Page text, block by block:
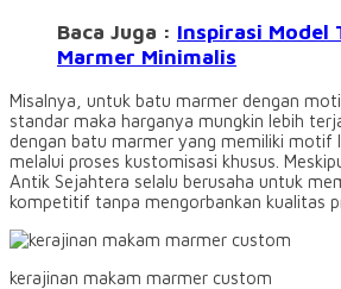
Baca Juga : Inspirasi Model
Marmer Minimalis
Misalnya, untuk batu marmer dengan
standar maka harganya mungkin lebih
dengan batu marmer yang memiliki motif
melalui proses kustomisasi khusus.
Antik Sejahtera selalu berusaha untuk
kompetitif tanpa mengorbankan kualitas
kerajinan makam marmer custom